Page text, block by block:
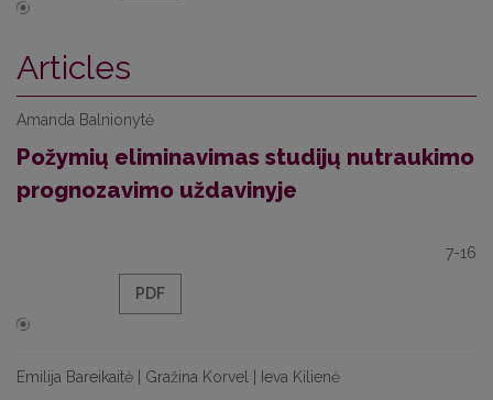
Articles
Amanda Balnionytė
Požymių eliminavimas studijų nutraukimo
prognozavimo uždavinyje
7-16
PDF
Emilija Bareikaitė | Gražina Korvel | Ieva Kilienė